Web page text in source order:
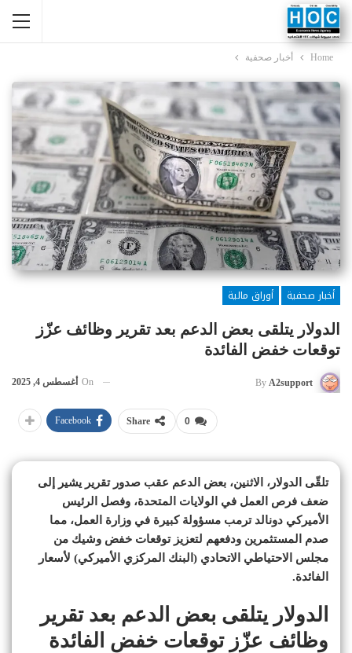
Home أخبار صحفية
أخبار صحفية
أوراق مالية
الدولار يتلقى بعض الدعم بعد تقرير وظائف عزّز
توقعات خفض الفائدة
By A2support
On أغسطس 4, 2025
0
Share
Facebook
تلقّى الدولار، الاثنين، بعض الدعم عقب صدور تقرير يشير إلى
ضعف فرص العمل في الولايات المتحدة، وفصل الرئيس
الأميركي دونالد ترمب مسؤولة كبيرة في وزارة العمل، مما
صدم المستثمرين ودفعهم لتعزيز توقعات خفض وشيك من
مجلس الاحتياطي الاتحادي (البنك المركزي الأميركي) لأسعار
الفائدة.
الدولار يتلقى بعض الدعم بعد تقرير
وظائف عزّز توقعات خفض الفائدة